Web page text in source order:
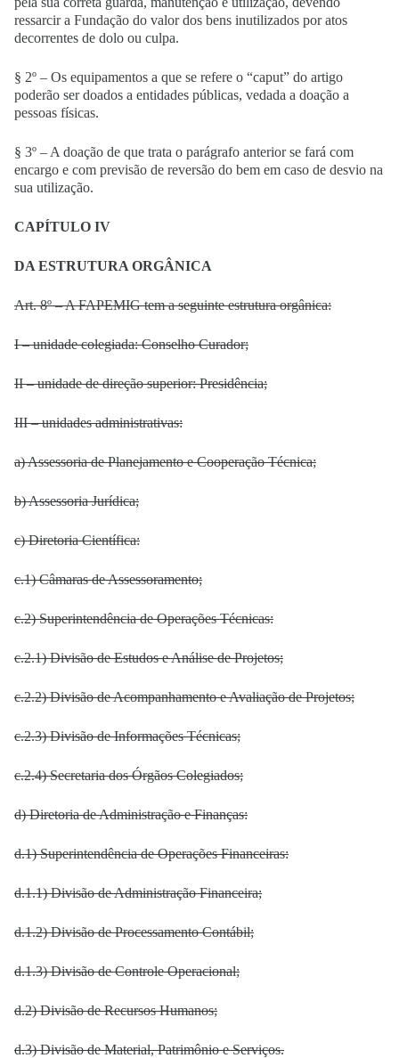
ressarcir a Fundação do valor dos bens inutilizados por atos
decorrentes de dolo ou culpa.
§ 2º – Os equipamentos a que se refere o “caput” do artigo
poderão ser doados a entidades públicas, vedada a doação a
pessoas físicas.
§ 3º – A doação de que trata o parágrafo anterior se fará com
encargo e com previsão de reversão do bem em caso de desvio na
sua utilização.
CAPÍTULO IV
DA ESTRUTURA ORGÂNICA
Art. 8º – A FAPEMIG tem a seguinte estrutura orgânica:
I – unidade colegiada: Conselho Curador;
II – unidade de direção superior: Presidência;
III – unidades administrativas:
a) Assessoria de Planejamento e Cooperação Técnica;
b) Assessoria Jurídica;
c) Diretoria Científica:
c.1) Câmaras de Assessoramento;
c.2) Superintendência de Operações Técnicas:
c.2.1) Divisão de Estudos e Análise de Projetos;
c.2.2) Divisão de Acompanhamento e Avaliação de Projetos;
c.2.3) Divisão de Informações Técnicas;
c.2.4) Secretaria dos Órgãos Colegiados;
d) Diretoria de Administração e Finanças:
d.1) Superintendência de Operações Financeiras:
d.1.1) Divisão de Administração Financeira;
d.1.2) Divisão de Processamento Contábil;
d.1.3) Divisão de Controle Operacional;
d.2) Divisão de Recursos Humanos;
d.3) Divisão de Material, Patrimônio e Serviços.